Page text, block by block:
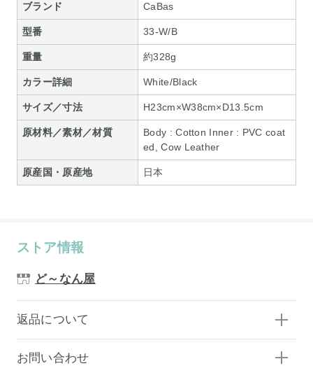
ブランド CaBas
型番 33-W/B
重量 約328g
カラー詳細 White/Black
サイズ／寸法 H23cm×W38cm×D13.5cm
原材料／素材／材質
Body : Cotton Inner : PVC coat
ed, Cow Leather
原産国・原産地 日本
ストア情報
ど～なん屋
返品について
お問い合わせ